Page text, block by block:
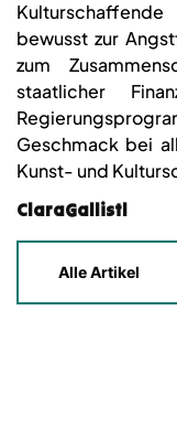
bewusst zur
zum
staatlicher
Geschmack bei
Kunst- und
ClaraGallistl
Alle Artikel